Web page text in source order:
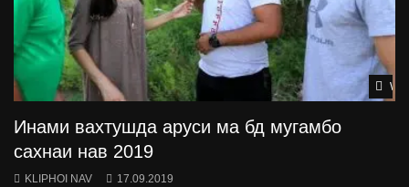
Инами вахтушда аруси ма бд мугамбо
сахнаи нав 2019
KLIPHOI NAV 17.09.2019